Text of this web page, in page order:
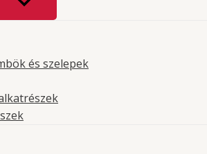
és szelepek
2010 olajszűrő
egy nagy hatékonyságú,
Mouvex hidraulikus
QUERY